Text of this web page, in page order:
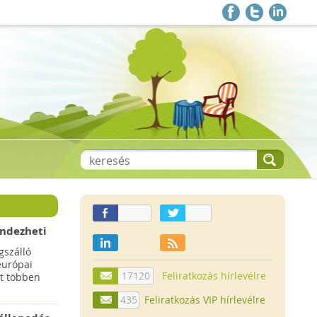
többen
17120
Feliratkozás hírlevélre
435
Feliratkozás VIP hírlevélre